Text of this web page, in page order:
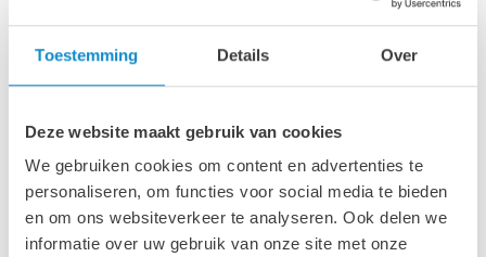
Toestemming Details Over
Deze website maakt gebruik van cookies
We gebruiken cookies om content en advertenties te
personaliseren, om functies voor social media te bieden
en om ons websiteverkeer te analyseren. Ook delen we
informatie over uw gebruik van onze site met onze
Zeefmediapanelen
Ons aanbod zeefpanelen bevat een uitgebreide reeks
oplossingen voor het zeven van grove tot middelzware
materialen, waaronder zowel zelfdragende zeefpanelen
als panelen die worden ondersteund door